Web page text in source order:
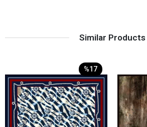
Similar Products
%17